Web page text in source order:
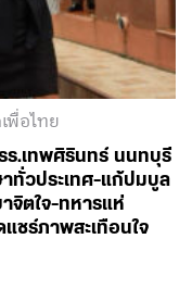
พื่อไทย
ร.เทพศิรินทร์ นนทบุรี
ทั่วประเทศ-แก้ปมบูล
จิตใจ-ทหารแห่
ชร์ภาพสะเทือนใจ